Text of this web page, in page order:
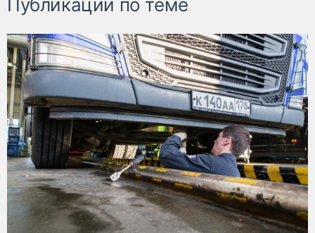
Публикации по теме